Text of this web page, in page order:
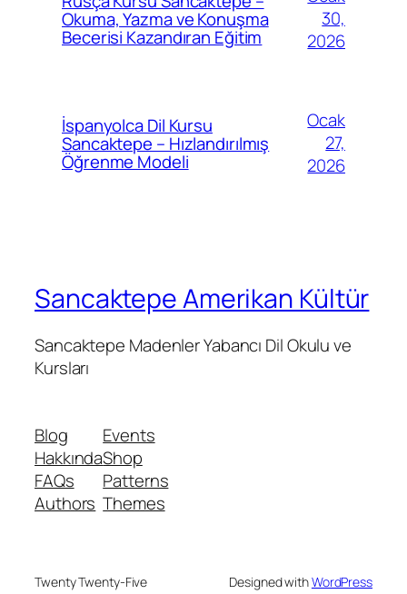
Okuma, Yazma ve Konuşma
Becerisi Kazandıran Eğitim
30,
2026
İspanyolca Dil Kursu
Sancaktepe – Hızlandırılmış
Öğrenme Modeli
Ocak
27,
2026
Sancaktepe Amerikan Kültür
Sancaktepe Madenler Yabancı Dil Okulu ve
Kursları
Blog
Hakkında
FAQs
Authors
Events
Shop
Patterns
Themes
Twenty Twenty-Five Designed withWordPress